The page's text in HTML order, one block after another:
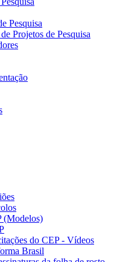
Pesquisa
Projetos de Pesquisa
(Modelos)
do CEP - Vídeos
Brasil